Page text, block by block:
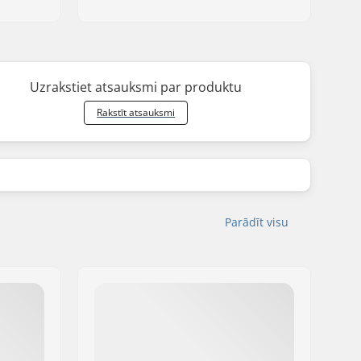
Uzrakstiet atsauksmi par produktu
Rakstīt atsauksmi
Parādīt visu